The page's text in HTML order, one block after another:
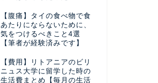
【腹痛】タイの食べ物で食
あたりにならないために、
気をつけるべきこと4選
【筆者が経験済みです】
【費用】リトアニアのビリ
ニュス大学に留学した時の
生活費まとめ【毎月の生活